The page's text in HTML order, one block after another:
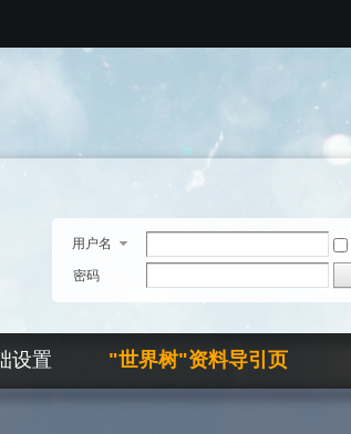
用户名
密码
设置 "世界树"资料导引页